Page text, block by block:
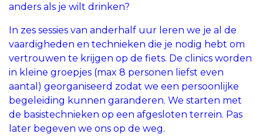
anders als je wilt drinken?
In zes sessies van anderhalf uur leren we je al de
vaardigheden en technieken die je nodig hebt om
vertrouwen te krijgen op de fiets. De clinics worden
in kleine groepjes (max 8 personen liefst even
aantal) georganiseerd zodat we een persoonlijke
begeleiding kunnen garanderen. We starten met
de basistechnieken op een afgesloten terrein. Pas
later begeven we ons op de weg.